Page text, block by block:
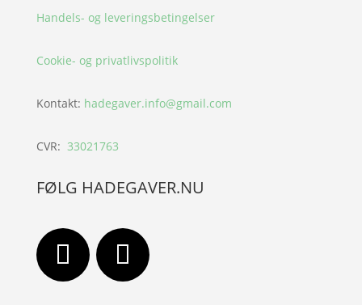
Handels- og leveringsbetingelser
Cookie- og privatlivspolitik
Kontakt: hadegaver.info@gmail.com
CVR: 33021763
FØLG HADEGAVER.NU